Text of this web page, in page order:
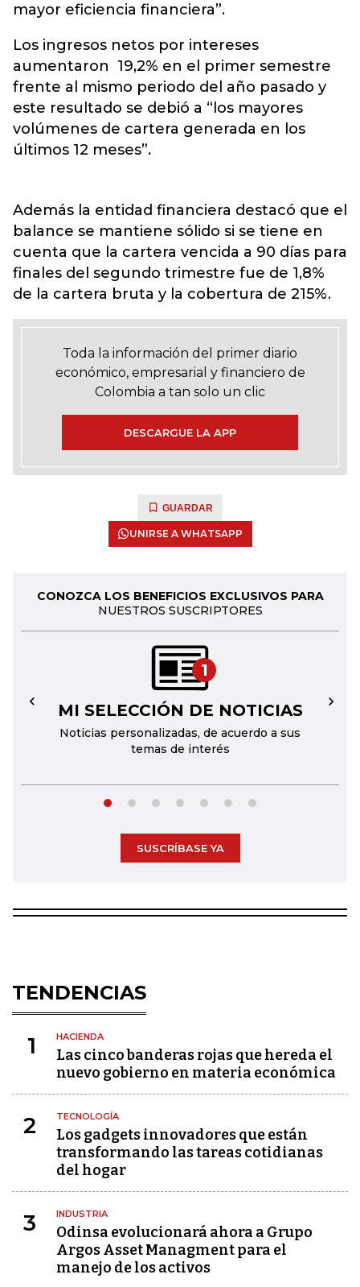
mayor eficiencia financiera”.
Los ingresos netos por intereses
aumentaron 19,2% en el primer semestre
frente al mismo periodo del año pasado y
este resultado se debió a “los mayores
volúmenes de cartera generada en los
últimos 12 meses”.
Además la entidad financiera destacó que el
balance se mantiene sólido si se tiene en
cuenta que la cartera vencida a 90 días para
finales del segundo trimestre fue de 1,8%
de la cartera bruta y la cobertura de 215%.
Toda la información del primer diario
económico, empresarial y financiero de
Colombia a tan solo un clic
DESCARGUE LA APP
GUARDAR
UNIRSE A WHATSAPP
CONOZCA LOS BENEFICIOS EXCLUSIVOS PARA
NUESTROS SUSCRIPTORES
1
MI SELECCIÓN DE NOTICIAS
Noticias personalizadas, de acuerdo a sus
temas de interés
← →
SUSCRÍBASE YA
TENDENCIAS
1 HACIENDA
Las cinco banderas rojas que hereda el
nuevo gobierno en materia económica
2 TECNOLOGÍA
Los gadgets innovadores que están
transformando las tareas cotidianas
del hogar
3 INDUSTRIA
Odinsa evolucionará ahora a Grupo
Argos Asset Managment para el
manejo de los activos